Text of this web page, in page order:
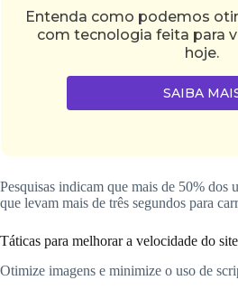
Entenda como podemos
com tecnologia feita para
hoje.
SAIBA
Pesquisas indicam que mais de 50% dos
que levam mais de três segundos para
Táticas para melhorar a velocidade do site
Otimize imagens e minimize o uso de